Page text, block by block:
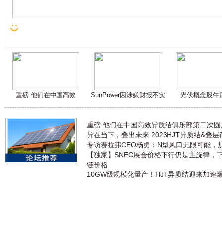
重磅 他们在中国高效 SunPower因涉嫌财报不实 光伏概念股午
重磅 他们在中国高效异质结俱乐部第二次
异在当下，叠出未来 2023HJT异质结&叠层
专访赛拉弗CEO杨勇：N型风口无限可能，
【独家】SNEC展会价格下行仍是主旋律，
链价格
10GW级规模化量产！HJT异质结迎来加速